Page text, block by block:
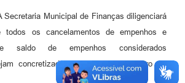
Secretaria Municipal de Finanças diligenciará
os cancelamentos de empenhos e
saldo de empenhos considerados
concretizados até 31 de dezembro de